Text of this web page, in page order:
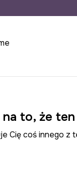
na to, że
Cię coś innego z